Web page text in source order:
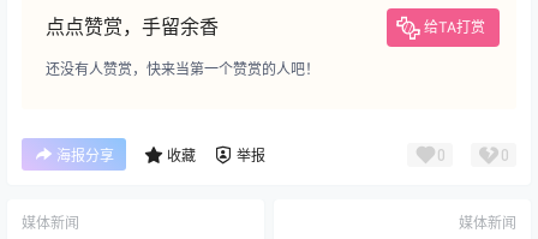
点点赞赏，手留余香 给TA打赏
还没有人赞赏，快来当第一个赞赏的人吧！
海报分享 收藏 举报 0 0
媒体新闻 媒体新闻